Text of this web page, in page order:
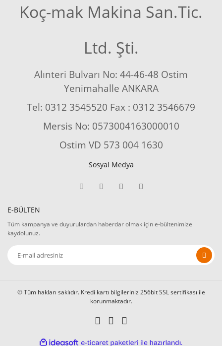
Koç-mak Makina San.Tic.
Ltd. Şti.
Alınteri Bulvarı No: 44-46-48 Ostim
Yenimahalle ANKARA
Tel: 0312 3545520 Fax : 0312 3546679
Mersis No: 0573004163000010
Ostim VD 573 004 1630
Sosyal Medya
E-BÜLTEN
Tüm kampanya ve duyurulardan haberdar olmak için e-bültenimize
kaydolunuz.
© Tüm hakları saklıdır. Kredi kartı bilgileriniz 256bit SSL sertifikası ile
korunmaktadır.
ideasoft e-